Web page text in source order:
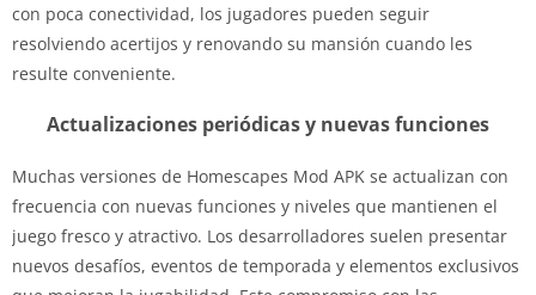
con poca conectividad, los jugadores pueden seguir
resolviendo acertijos y renovando su mansión cuando les
resulte conveniente.
Actualizaciones periódicas y nuevas funciones
Muchas versiones de Homescapes Mod APK se actualizan con
frecuencia con nuevas funciones y niveles que mantienen el
juego fresco y atractivo. Los desarrolladores suelen presentar
nuevos desafíos, eventos de temporada y elementos exclusivos